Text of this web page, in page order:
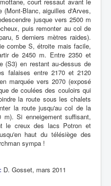
(Mont-Blanc, aiguilles d'Arves,
jusque vers 2500 m
puis remonter au col de
5 derniers mètres raides).
combe S, étroite mais facile,
de 2450 m. Entre 2350 et
(S3) en restant au-dessus de
falaises entre 2170 et 2120
marquée vers 2070 (exposé
de coulées des couloirs qui
la route sous les chalets
la route jusqu'au col de la
Si enneigement suffisant,
le creux des lacs Potron et
haut du télésiège des
sympa !
D. Gosset, mars 2011